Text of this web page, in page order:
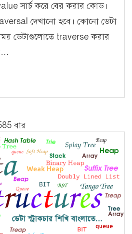
সার্চ করে বের করার কোড।
দেখানো হবে। কোনো ডেটা
সময় ডেটাগুলোতে traverse করার
বার